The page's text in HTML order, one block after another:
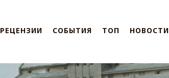
РЕЦЕНЗИИ СОБЫТИЯ ТОП НОВОСТИ